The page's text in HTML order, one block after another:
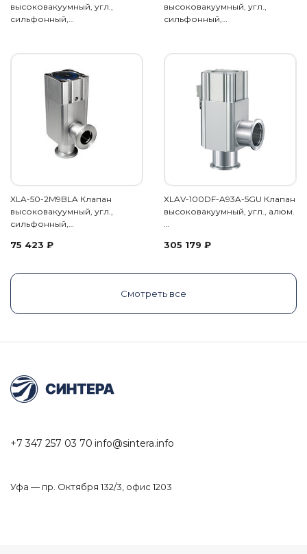
высоковакуумный, угл.,
сильфонный,…
высоковакуумный, угл.,
сильфонный,…
XLA-50-2M9BLA Клапан
высоковакуумный, угл.,
сильфонный,…
75 423 ₽
XLAV-100DF-A93A-5GU Клапан
высоковакуумный, угл., алюм.
…
305 179 ₽
Смотреть все
+7 347 257 03 70 info@sintera.info
Уфа — пр. Октября 132/3, офис 1203